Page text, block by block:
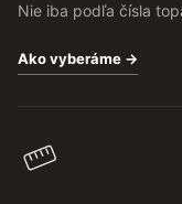
Nie iba podľa čísla
Ako vyberáme →